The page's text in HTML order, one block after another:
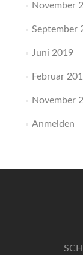
November
September
Juni 2019
Februar
November
Anmelden